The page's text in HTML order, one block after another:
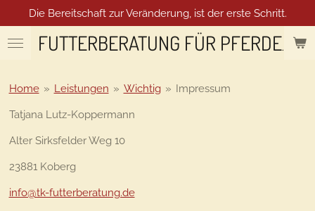
Hauptinhalt
springenFUTTERBERATUNG FÜR PFERDE
Die Bereitschaft zur Veränderung, ist der erste Schritt.
Home » Leistungen » Wichtig » Impressum
Tatjana Lutz-Koppermann
Alter Sirksfelder Weg 10
23881 Koberg
info@tk-futterberatung.de